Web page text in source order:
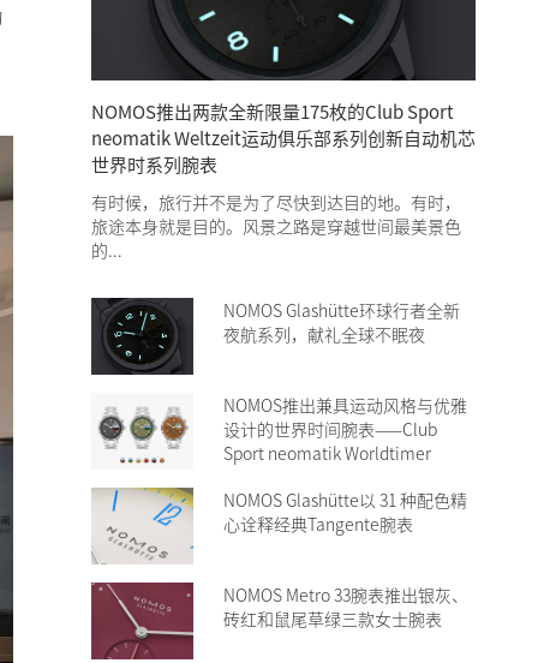
NOMOS推出两款全新限量175枚的Club Sport
neomatik Weltzeit运动俱乐部系列创新自动机芯
世界时系列腕表
有时候，旅行并不是为了尽快到达目的地。有时，
旅途本身就是目的。风景之路是穿越世间最美景色
的...
NOMOS Glashütte环球行者全新
夜航系列，献礼全球不眠夜
NOMOS推出兼具运动风格与优雅
设计的世界时间腕表——Club
Sport neomatik Worldtimer
NOMOS Glashütte以 31 种配色精
心诠释经典Tangente腕表
NOMOS Metro 33腕表推出银灰、
砖红和鼠尾草绿三款女士腕表